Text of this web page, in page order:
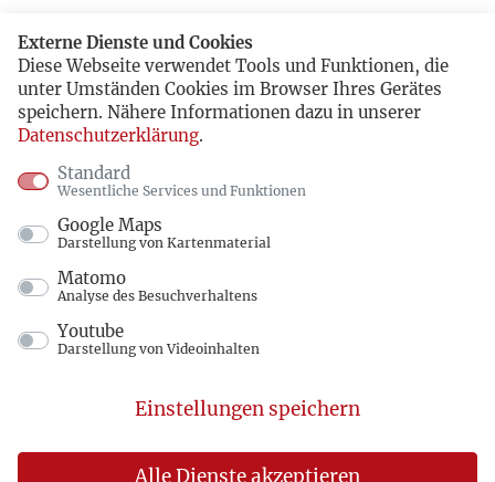
Externe Dienste und Cookies
Diese Webseite verwendet Tools und Funktionen, die
unter Umständen Cookies im Browser Ihres Gerätes
speichern. Nähere Informationen dazu in unserer
Datenschutzerklärung.
Standard
Wesentliche Services und Funktionen
Google Maps
Darstellung von Kartenmaterial
Matomo
Analyse des Besuchverhaltens
Youtube
Darstellung von Videoinhalten
Alle Dienste akzeptieren
Einstellungen speichern